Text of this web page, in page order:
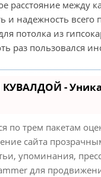
расстояние между
и надежность
потолка из
раз пользовался
-
по трем пакетам
сайта
упоминания,
для